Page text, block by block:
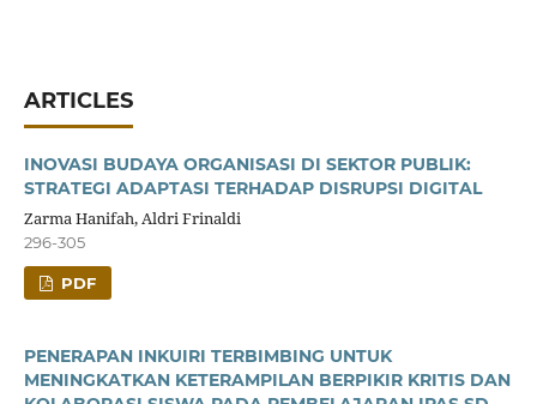
ARTICLES
INOVASI BUDAYA ORGANISASI DI SEKTOR PUBLIK:
STRATEGI ADAPTASI TERHADAP DISRUPSI DIGITAL
Zarma Hanifah, Aldri Frinaldi
296-305
PDF
PENERAPAN INKUIRI TERBIMBING UNTUK
MENINGKATKAN KETERAMPILAN BERPIKIR KRITIS DAN